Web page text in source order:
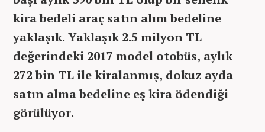
kira bedeli araç satın alım bedeline
yaklaşık. Yaklaşık 2.5 milyon TL
değerindeki 2017 model otobüs, aylık
272 bin TL ile kiralanmış, dokuz ayda
satın alma bedeline eş kira ödendiği
görülüyor.